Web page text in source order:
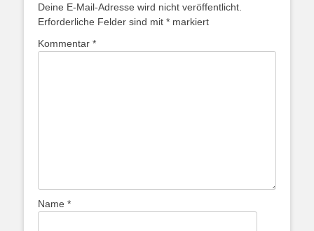
Deine E-Mail-Adresse wird nicht veröffentlicht.
Erforderliche Felder sind mit * markiert
Kommentar *
Name *